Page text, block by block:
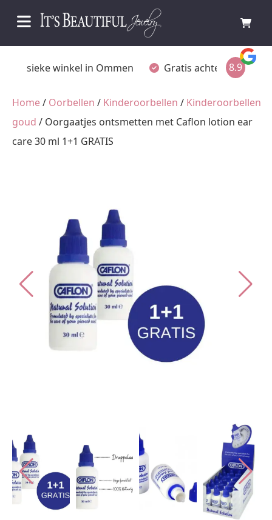
Fysieke winkel in Ommen Gratis achteraf betalen
8.9
Home/ Oorbellen / Kinderoorbellen / Kinderoorbellen
goud / Oorgaatjes ontsmetten met Caflon lotion ear
care 30 ml 1+1 GRATIS